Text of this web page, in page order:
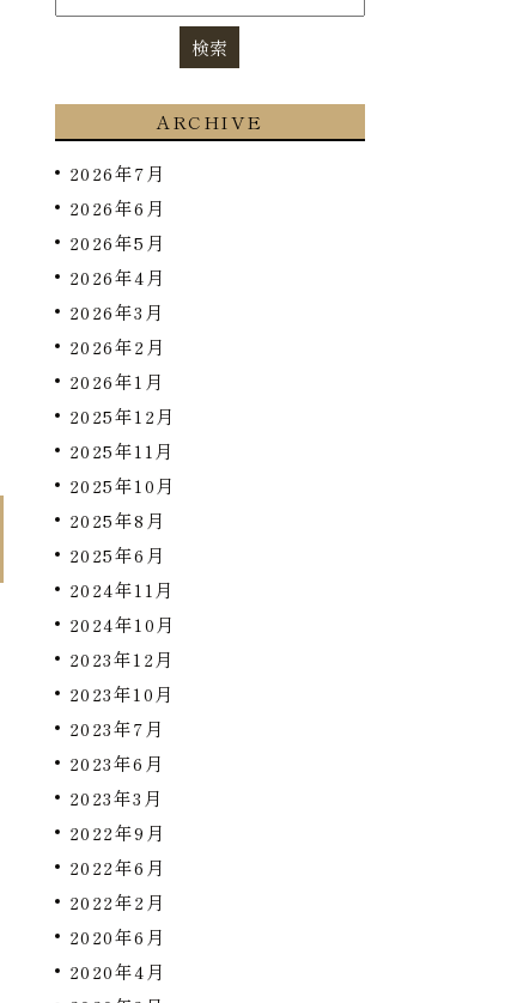
ARCHIVE
2026年7月
2026年6月
2026年5月
2026年4月
2026年3月
2026年2月
2026年1月
2025年12月
2025年11月
2025年10月
2025年8月
2025年6月
2024年11月
2024年10月
2023年12月
2023年10月
2023年7月
2023年6月
2023年3月
2022年9月
2022年6月
2022年2月
2020年6月
2020年4月